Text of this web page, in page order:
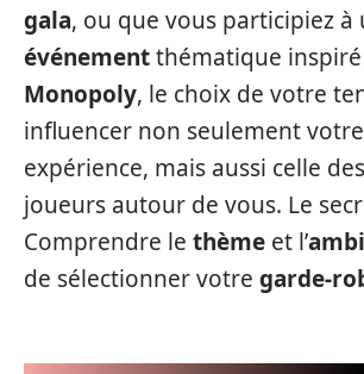
gala, ou que vous participiez à
événementthématique
Monopoly, le choix de votre
influencer non seulement
expérience, mais aussi celle
joueurs autour de vous. Le
Comprendre le thème et l’
de sélectionner votre garde-